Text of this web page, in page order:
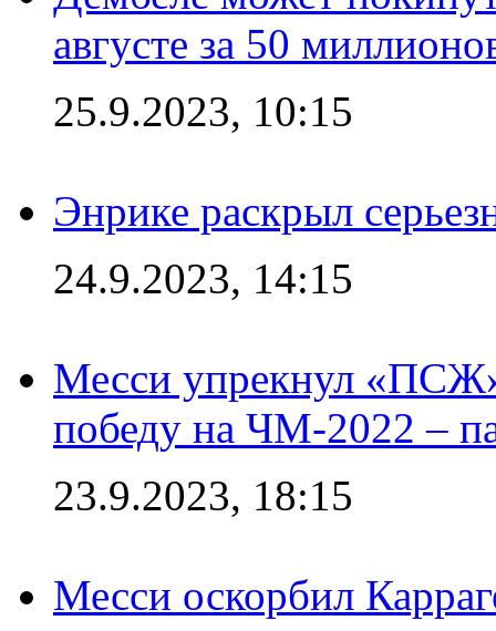
августе за 50
25.9.2023, 10:15
Энрике раскрыл
24.9.2023, 14:15
Месси упрекнул «ПСЖ»
победу на ЧМ-2022 –
23.9.2023, 18:15
Месси оскорбил